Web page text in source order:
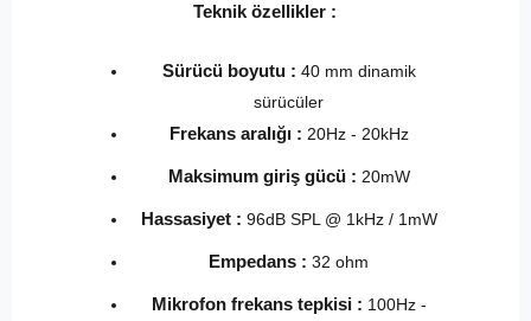
Teknik özellikler :
Sürücü boyutu : 40 mm dinamik
sürücüler
Frekans aralığı : 20Hz - 20kHz
Maksimum giriş gücü : 20mW
Hassasiyet : 96dB SPL @ 1kHz / 1mW
Empedans : 32 ohm
Mikrofon frekans tepkisi : 100Hz -